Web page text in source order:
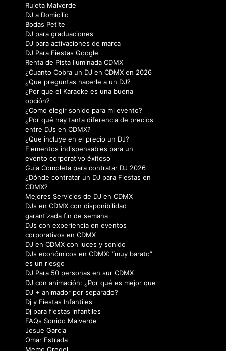
Ruleta Malverde
DJ a Domicilio
Bodas Petite
DJ para graduaciones
DJ para activaciones de marca
DJ Para Fiestas Google
Renta de Pista Iluminada CDMX
¿Cuanto Cobra un DJ en CDMX en 2026
¿Que preguntas hacerle a un DJ?
¿Por que el Karaoke es una buena
opción?
¿Como elegir sonido para mi evento?
¿Por qué hay tanta diferencia de precios
entre DJs en CDMX?
¿Que incluye en el precio un DJ?
Elementos indispensables para un
evento corporativo éxitoso
Guia Completa para contratar DJ 2026
¿Dónde contratar un DJ para Fiestas en
CDMX?
Mejores Servicios de DJ en CDMX
DJs en CDMX con disponibilidad
garantizada fin de semana
DJs con experiencia en eventos
corporativos en CDMX
DJ en CDMX con luces y sonido
DJs económicos en CDMX: “muy barato”
es un riesgo
DJ Para 50 personas en sur CDMX
DJ con animación: ¿Por qué es mejor que
DJ + animador por separado?
Dj y Fiestas Infantiles
Dj para fiestas infantiles
FAQs Sonido Malverde
Josue Garcia
Omar Estrada
Memo Oregel